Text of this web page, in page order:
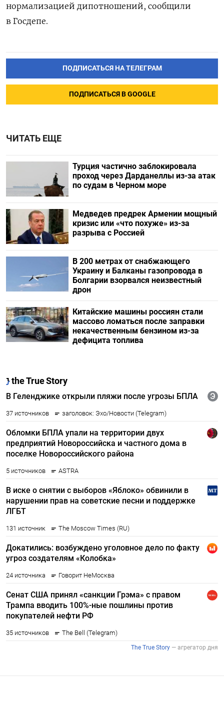
нормализацией дипотношений, сообщили
в Госдепе.
ПОДПИСАТЬСЯ НА ТЕЛЕГРАМ
ПОДПИСАТЬСЯ В GOOGLE
ЧИТАТЬ ЕЩЕ
Турция частично заблокировала
проход через Дарданеллы из-за атак
по судам в Черном море
Медведев предрек Армении мощный
кризис или «что похуже» из-за
разрыва с Россией
В 200 метрах от снабжающего
Украину и Балканы газопровода в
Болгарии взорвался неизвестный
дрон
Китайские машины россиян стали
массово ломаться после заправки
некачественным бензином из-за
дефицита топлива